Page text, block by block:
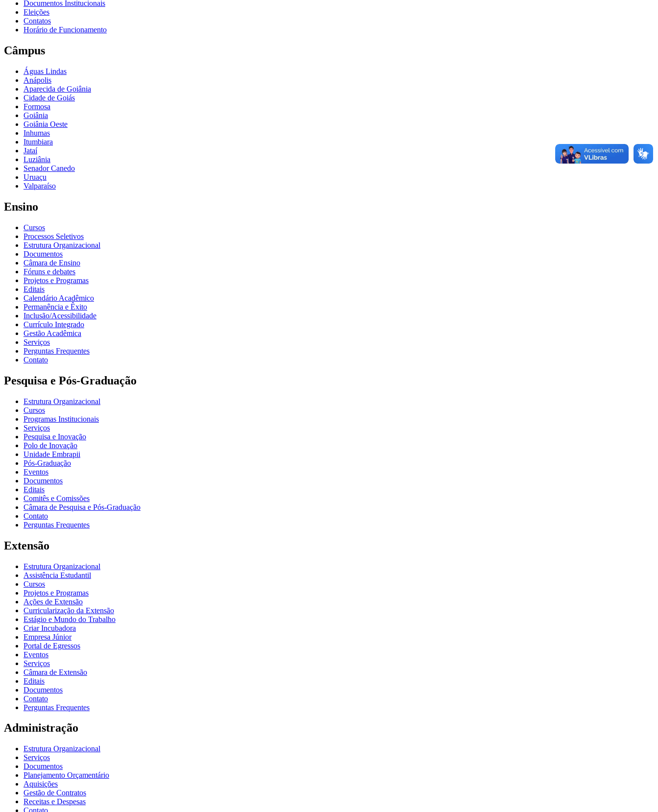
Documentos Institucionais
Eleições
Contatos
Horário de Funcionamento
Câmpus
Águas Lindas
Anápolis
Aparecida de Goiânia
Cidade de Goiás
Formosa
Goiânia
Goiânia Oeste
Inhumas
Itumbiara
Jataí
Luziânia
Senador Canedo
Uruaçu
Valparaíso
Ensino
Cursos
Processos Seletivos
Estrutura Organizacional
Documentos
Câmara de Ensino
Fóruns e debates
Projetos e Programas
Editais
Calendário Acadêmico
Permanência e Êxito
Inclusão/Acessibilidade
Currículo Integrado
Gestão Acadêmica
Serviços
Perguntas Frequentes
Contato
Pesquisa e Pós-Graduação
Estrutura Organizacional
Cursos
Programas Institucionais
Serviços
Pesquisa e Inovação
Polo de Inovação
Unidade Embrapii
Pós-Graduação
Eventos
Documentos
Editais
Comitês e Comissões
Câmara de Pesquisa e Pós-Graduação
Contato
Perguntas Frequentes
Extensão
Estrutura Organizacional
Assistência Estudantil
Cursos
Projetos e Programas
Ações de Extensão
Curricularização da Extensão
Estágio e Mundo do Trabalho
Criar Incubadora
Empresa Júnior
Portal de Egressos
Eventos
Serviços
Câmara de Extensão
Editais
Documentos
Contato
Perguntas Frequentes
Administração
Estrutura Organizacional
Serviços
Documentos
Planejamento Orçamentário
Aquisições
Gestão de Contratos
Receitas e Despesas